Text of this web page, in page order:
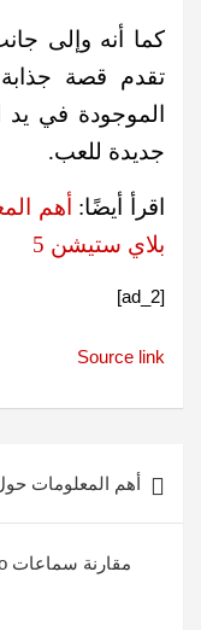
كما أنه وإلى
تقدم قصة
جديدة للعب.
اقرأ أيضًا: أهم
بلاي ستيشن 5
[ad_2]
Source link
المقالات
أهم المعلومات